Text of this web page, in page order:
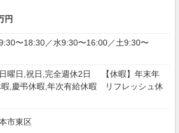
円
〜18:30／水9:30〜16:00／土9:30〜
日曜日,祝日,完全週休2日 【休暇】年末年
暇,慶弔休暇,年次有給休暇 リフレッシュ休
市東区